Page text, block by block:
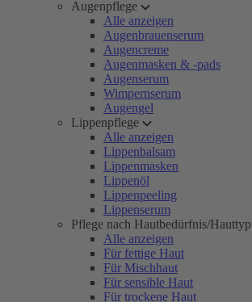
Augenpflege
Alle anzeigen
Augenbrauenserum
Augencreme
Augenmasken & -pads
Augenserum
Wimpernserum
Augengel
Lippenpflege
Alle anzeigen
Lippenbalsam
Lippenmasken
Lippenöl
Lippenpeeling
Lippenserum
Pflege nach Hautbedürfnis/Hauttyp
Alle anzeigen
Für fettige Haut
Für Mischhaut
Für sensible Haut
Für trockene Haut